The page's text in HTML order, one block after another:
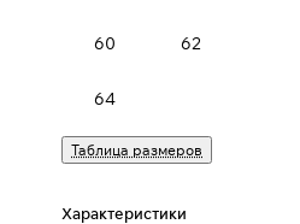
60 62
64
Таблица размеров
Характеристики